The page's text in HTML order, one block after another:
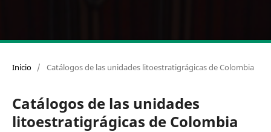
Inicio / Catálogos de las unidades litoestratigrágicas de Colombia
Catálogos de las unidades
litoestratigrágicas de Colombia